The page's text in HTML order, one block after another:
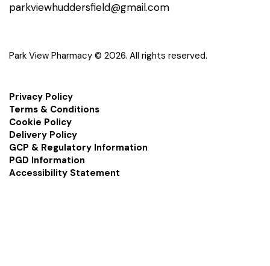
parkviewhuddersfield@gmail.com
Park View Pharmacy © 2026. All rights reserved.
Privacy Policy
Terms & Conditions
Cookie Policy
Delivery Policy
GCP & Regulatory Information
PGD Information
Accessibility Statement